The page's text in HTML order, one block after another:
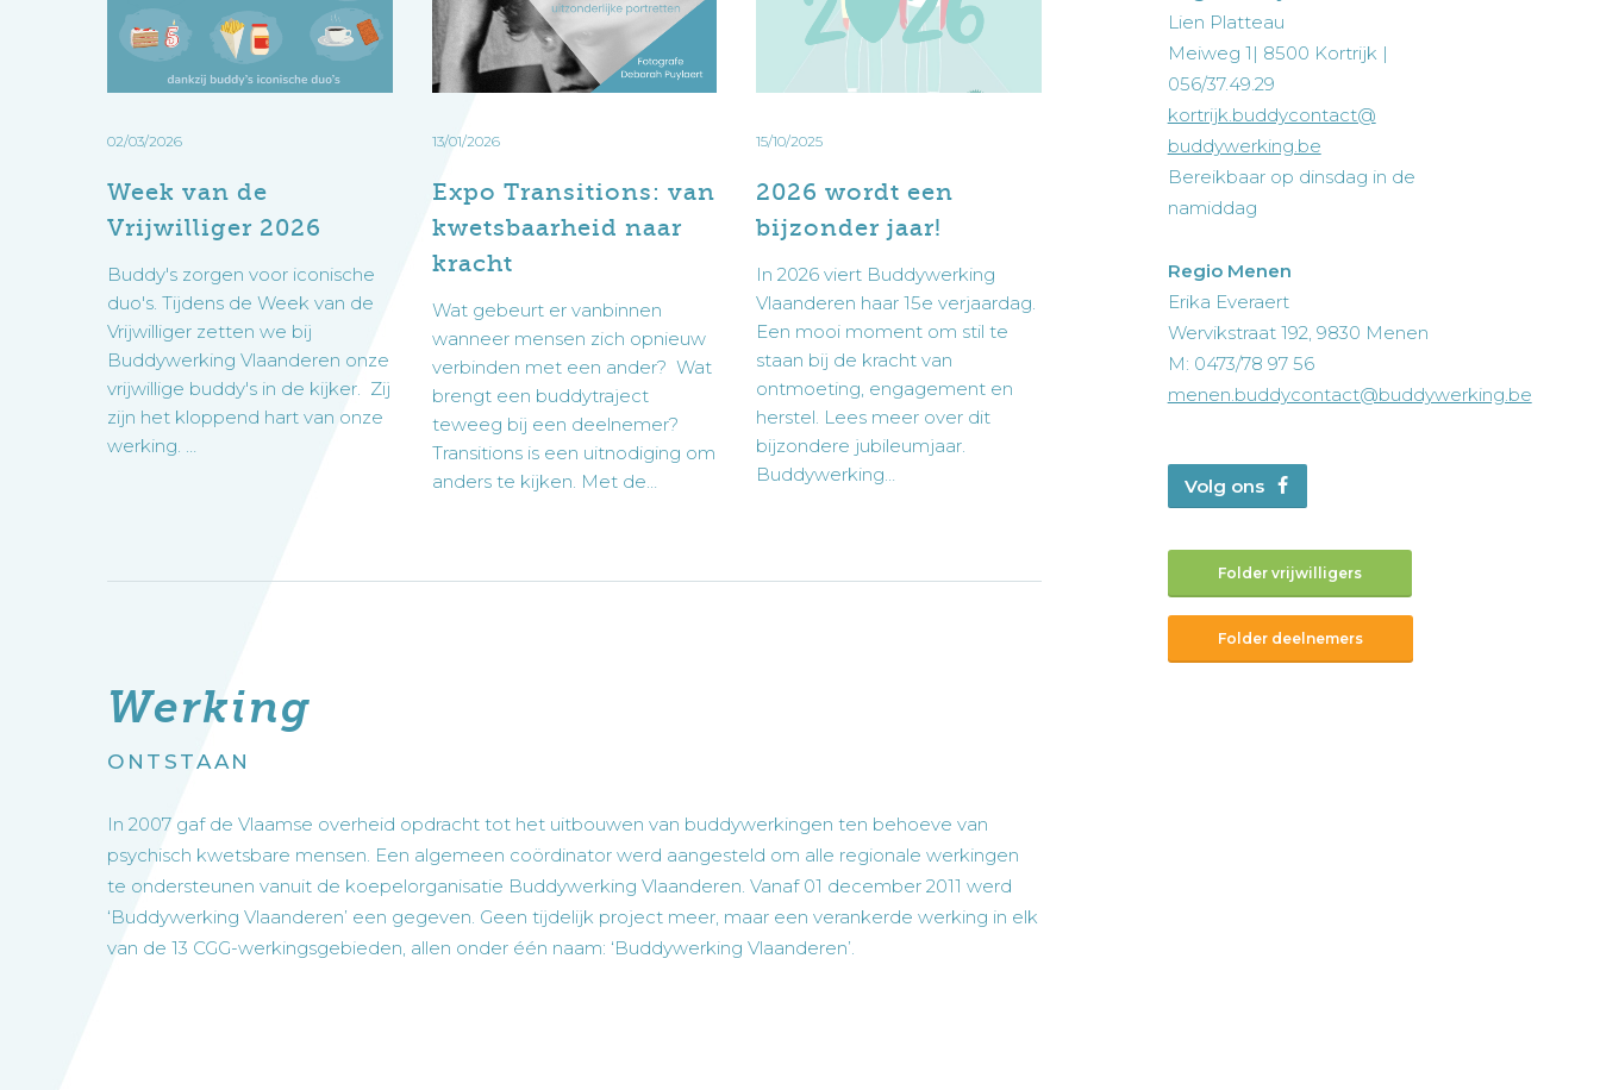
contact
op met de buddywerking of vul het aanmeldformulier in:
Privacy
We gebruiken googleformulieren om uw gegevens te verzamelen. Door dit formulier in te dienen,
erkent u dat de door u verstrekte gegevens worden overgedragen aan Buddywerking Vlaanderen
voor verwerking in functie van de geboden dienstverlening en dit in overeenstemming met ons
privacybeleid.
Als persoon met psychische problemen kan je zelf een buddy vragen. Je neem het best telefonisch
contact op of je kan het aanmeldingsformulier invullen:
Aanmeldingsformulier deelnemer
Voor verwijzers
Indien u een cliënt wenst aan te melden voor een buddy kan je rechtstreeks contact opnemen met
de Buddywerking of het aanmeldingsformulier hier invullen:
Tevens willen wij vragen dat de cliënt ook zelf contact opneemt met de Buddywerking om een eerste
afspraak vast te leggen.
Privacy
We gebruiken googleformulieren om uw gegevens te verzamelen. Door dit formulier in te dienen,
erkent u dat de door u verstrekte gegevens worden overgedragen aan Buddywerking Vlaanderen
voor verwerking in functie van de geboden dienstverlening en dit in overeenstemming met ons
Vrijwilliger
2026
02/03/2026
Week van de
Vrijwilliger 2026
Buddy's zorgen voor iconische
duo's. Tijdens de Week van de
Vrijwilliger zetten we bij
Buddywerking Vlaanderen onze
vrijwillige buddy's in de kijker. Zij
zijn het kloppend hart van onze
werking. …
kwetsbaarheid
naar
kracht
13/01/2026
Expo Transitions: van
kwetsbaarheid naar
kracht
Wat gebeurt er vanbinnen
wanneer mensen zich opnieuw
verbinden met een ander? Wat
brengt een buddytraject
teweeg bij een deelnemer?
Transitions is een uitnodiging om
anders te kijken. Met de…
bijzonder
15/10/2025
2026 wordt een
bijzonder jaar!
In 2026 viert Buddywerking
Vlaanderen haar 15e verjaardag.
Een mooi moment om stil te
staan bij de kracht van
ontmoeting, engagement en
herstel. Lees meer over dit
bijzondere jubileumjaar.
Buddywerking…
Werking
ONTSTAAN
In 2007 gaf de Vlaamse overheid opdracht tot het uitbouwen van buddywerkingen ten behoeve van
psychisch kwetsbare mensen. Een algemeen coördinator werd aangesteld om alle regionale werkingen
te ondersteunen vanuit de koepelorganisatie Buddywerking Vlaanderen. Vanaf 01 december 2011 werd
‘Buddywerking Vlaanderen’ een gegeven. Geen tijdelijk project meer, maar een verankerde werking in elk
van de 13 CGG-werkingsgebieden, allen onder één naam: ‘Buddywerking Vlaanderen’.
Lien Platteau
Meiweg 1| 8500 Kortrijk |
056/37.49.29
kortrijk.buddycontact@
buddywerking.be
Bereikbaar op dinsdag in de
namiddag
Regio Menen
Erika Everaert
Wervikstraat 192, 9830 Menen
M: 0473/78 97 56
menen.buddycontact@buddywerking.be
Volg ons
Folder vrijwilligers
Folder deelnemers